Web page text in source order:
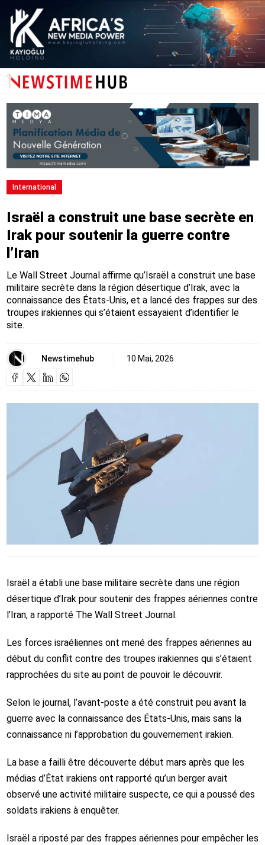
International
Israël a construit une base secrète en
Irak pour soutenir la guerre contre
l’Iran
Le Wall Street Journal affirme qu’Israël a construit une base
militaire secrète dans la région désertique d’Irak, avec la
connaissance des États-Unis, et a lancé des frappes sur des
troupes irakiennes qui s’étaient essayaient d’identifier le
site.
Newstimehub 10 Mai, 2026
Israël a établi une base militaire secrète dans une région
désertique d’Irak pour soutenir des frappes aériennes contre
l’Iran, a rapporté The Wall Street Journal.
Les forces israéliennes ont mené des frappes aériennes au
début du conflit contre des troupes irakiennes qui s’étaient
rapprochées du site au point de pouvoir le découvrir.
Selon le journal, l’avant-poste a été construit peu avant la
guerre avec la connaissance des États-Unis, mais sans la
connaissance ni l’approbation du gouvernement irakien.
La base a failli être découverte début mars après que les
médias d’État irakiens ont rapporté qu’un berger avait
observé une activité militaire suspecte, ce qui a poussé des
soldats irakiens à enquêter.
Israël a riposté par des frappes aériennes pour empêcher les